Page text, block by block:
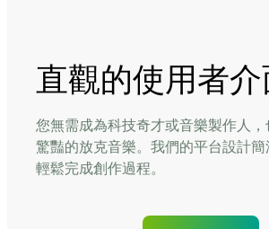
直觀的使用者介
您無需成為科技奇才或音樂製作人，
驚豔的放克音樂。我們的平台設計
輕鬆完成創作過程。